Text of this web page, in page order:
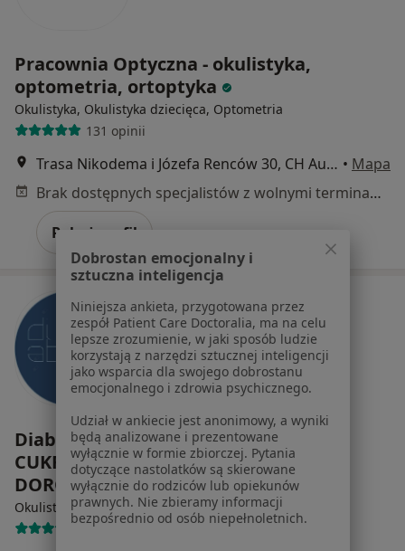
Pracownia Optyczna - okulistyka,
optometria, ortoptyka
Okulistyka, Okulistyka dziecięca, Optometria
131 opinii
Trasa Nikodema i Józefa Renców 30, CH Auchan, Katowice • Mapa
Brak dostępnych specjalistów z wolnymi terminami w tym centrum medycznym.
Pokaż profil
Diab Serwis - CENTRUM LECZENIA
CUKRZYCY (PRZYCHODNIA DLA
DOROSŁYCH)
Okulistyka, Diabetologia, Chirurgia·Więcej
101 opinii
Dobrostan emocjonalny i
sztuczna inteligencja
Niniejsza ankieta, przygotowana przez
zespół Patient Care Doctoralia, ma na celu
lepsze zrozumienie, w jaki sposób ludzie
korzystają z narzędzi sztucznej inteligencji
jako wsparcia dla swojego dobrostanu
emocjonalnego i zdrowia psychicznego.
Udział w ankiecie jest anonimowy, a wyniki
będą analizowane i prezentowane
wyłącznie w formie zbiorczej. Pytania
dotyczące nastolatków są skierowane
wyłącznie do rodziców lub opiekunów
prawnych. Nie zbieramy informacji
bezpośrednio od osób niepełnoletnich.